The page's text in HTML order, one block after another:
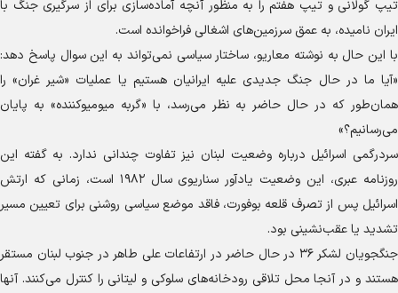
تیپ گولانی و تیپ هفتم را به منظور آنچه آماده‌سازی برای از سرگیری جنگ با
ایران نامیده، به عمق سرزمین‌های اشغالی فراخوانده است.
با این حال به نوشته معاریو، ساختار سیاسی نمی‌تواند به این سوال پاسخ دهد:
«آیا ما در حال جنگ جدیدی علیه ایرانیان هستیم یا عملیات «شیر غران» را
همان‌طور که در حال حاضر به نظر می‌رسد، با «گربه میومیوکننده» به پایان
می‌رسانیم؟»
سردرگمی اسرائیل درباره وضعیت لبنان نیز تفاوت چندانی ندارد. به گفته این
روزنامه عبری، این وضعیت یادآور سناریوی سال ۱۹۸۲ است، زمانی که ارتش
اسرائیل پس از تصرف قلعه بوفورت، فاقد موضع سیاسی روشنی برای تعیین مسیر
تشدید یا عقب‌نشینی بود.
جنگجویان لشکر ۳۶ در حال حاضر در ارتفاعات علی طاهر در جنوب لبنان مستقر
هستند و در آنجا محل تلاقی رودخانه‌های سلوکی و لیتانی را کنترل می‌کنند. آنها